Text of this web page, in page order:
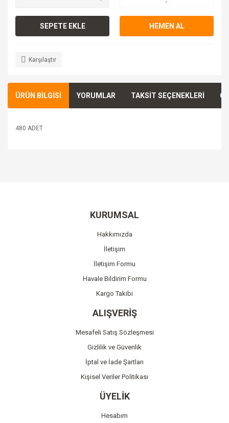
SEPETE EKLE HEMEN AL
Karşılaştır
ÜRÜN BİLGİSİ YORUMLAR TAKSİT SEÇENEKLERİ
480 ADET
Ürün bilgilerinde hatalar bulunuyor.
Ürün fiyatı diğer sitelerden daha pahalı.
Bu ürüne benzer farklı alternatifler olmalı.
Gönder
KURUMSAL
Hakkımızda
İletişim
İletişim Formu
Havale Bildirim Formu
Kargo Takibi
ALIŞVERİŞ
Mesafeli Satış Sözleşmesi
Gizlilik ve Güvenlik
İptal ve İade Şartları
Kişisel Veriler Politikası
ÜYELİK
Hesabım